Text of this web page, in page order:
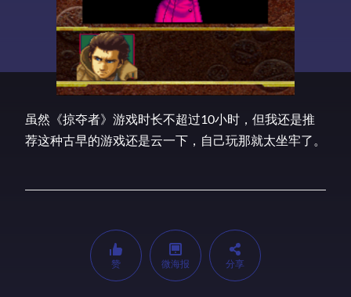
虽然《掠夺者》游戏时长不超过10小时，但我还是推
荐这种古早的游戏还是云一下，自己玩那就太坐牢了。
赞 微海报 分享